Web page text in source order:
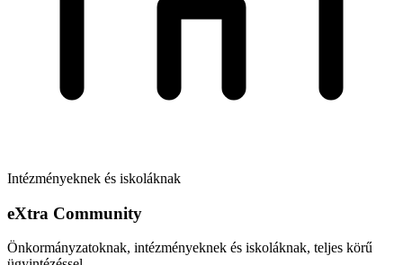
Intézményeknek és iskoláknak
eXtra Community
Önkormányzatoknak, intézményeknek és iskoláknak, teljes körű